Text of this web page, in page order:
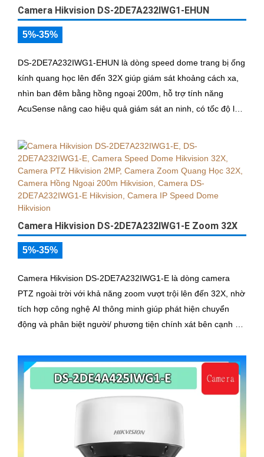
Camera Hikvision DS-2DE7A232IWG1-EHUN
5%-35%
DS-2DE7A232IWG1-EHUN là dòng speed dome trang bị ống
kính quang học lên đến 32X giúp giám sát khoảng cách xa,
nhìn ban đêm bằng hồng ngoại 200m, hỗ trợ tính năng
AcuSense nâng cao hiệu quả giám sát an ninh, có tốc độ lấy
Camera Hikvision DS-2DE7A232IWG1-E Zoom 32X
5%-35%
Camera Hikvision DS-2DE7A232IWG1-E là dòng camera
PTZ ngoài trời với khả năng zoom vượt trội lên đến 32X, nhờ
tích hợp công nghệ AI thông minh giúp phát hiện chuyển
động và phân biệt người/ phương tiện chính xát bên cạnh đó
âm thanh